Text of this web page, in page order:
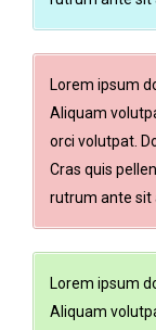
Lorem ipsum
Aliquam
orci volutpat.
Cras quis
rutrum ante sit
Lorem ipsum
Aliquam